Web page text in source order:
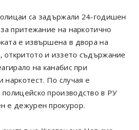
са задържали 24-годишен
притежание на наркотично
е извършена в двора на
и иззето съдържание
на канабис при
наркотест. По случая е
производство в РУ
е дежурен прокурор.